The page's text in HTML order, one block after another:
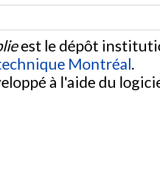
est le dépôt
Montréal.
à l'aide du